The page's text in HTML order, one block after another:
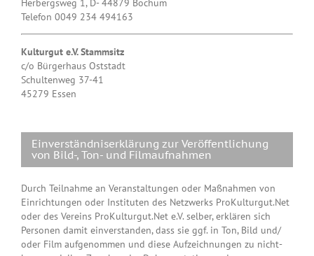
Herbergsweg 1, D- 44879 Bochum
Telefon 0049 234 494163
Kulturgut e.V. Stammsitz
c/o Bürgerhaus Oststadt
Schultenweg 37-41
45279 Essen
Einverständniserklärung zur Veröffentlichung
von Bild-, Ton- und Filmaufnahmen
Durch Teilnahme an Veranstaltungen oder Maßnahmen von
Einrichtungen oder Instituten des Netzwerks ProKulturgut.Net
oder des Vereins ProKulturgut.Net e.V. selber, erklären sich
Personen damit einverstanden, dass sie ggf. in Ton, Bild und/
oder Film aufgenommen und diese Aufzeichnungen zu nicht-